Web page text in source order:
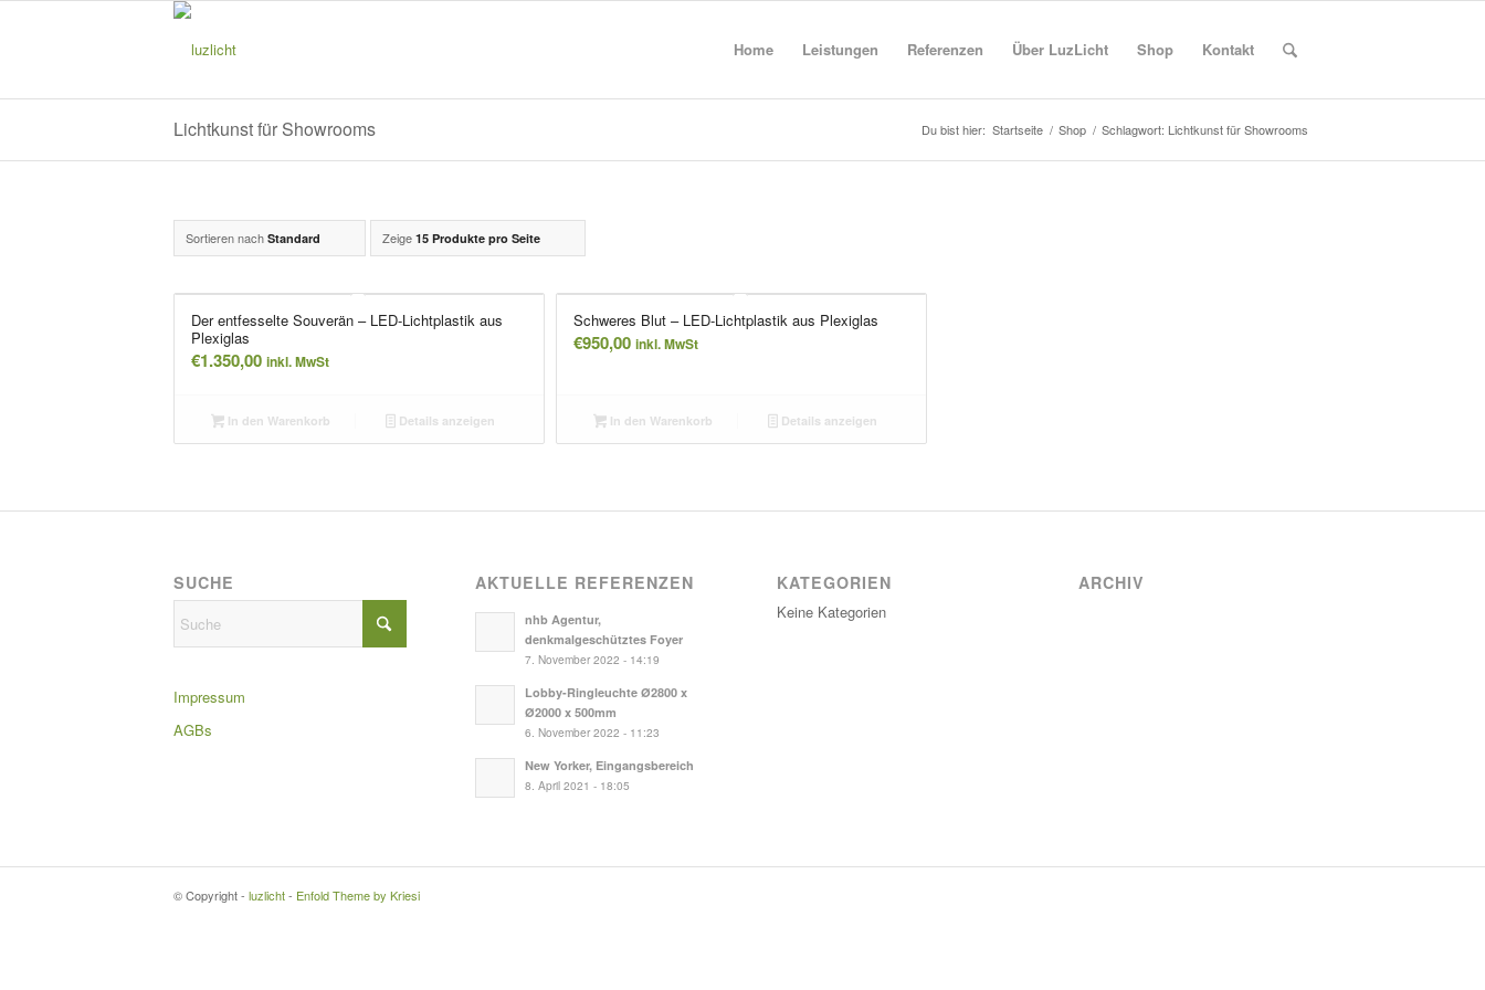
Home Leistungen Referenzen Über LuzLicht Shop Kontakt
Lichtkunst für Showrooms Du bist hier: Startseite / Shop / Schlagwort: Lichtkunst für Showrooms
Sortieren nach Standard Zeige 15 Produkte pro Seite
Der entfesselte Souverän – LED-Lichtplastik aus
Plexiglas
€1.350,00 inkl. MwSt
In den Warenkorb Details anzeigen
Schweres Blut – LED-Lichtplastik aus Plexiglas
€950,00 inkl. MwSt
In den Warenkorb Details anzeigen
SUCHE
Impressum
AGBs
AKTUELLE REFERENZEN
nhb Agentur,
denkmalgeschütztes Foyer
7. November 2022 - 14:19
Lobby-Ringleuchte Ø2800 x
Ø2000 x 500mm
6. November 2022 - 11:23
New Yorker, Eingangsbereich
8. April 2021 - 18:05
KATEGORIEN
Keine Kategorien
ARCHIV
© Copyright - luzlicht- Enfold Theme by Kriesi